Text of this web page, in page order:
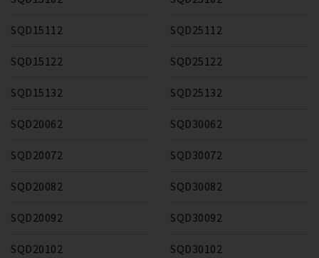
SQD15112
SQD15122
SQD15132
SQD20062
SQD20072
SQD20082
SQD20092
SQD20102
SQD25112
SQD25122
SQD25132
SQD30062
SQD30072
SQD30082
SQD30092
SQD30102